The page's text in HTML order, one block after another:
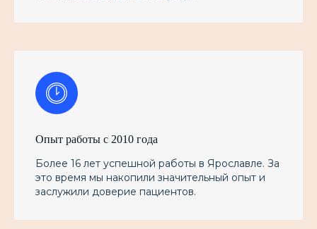
Опыт работы с 2010 года
Более 16 лет успешной работы в Ярославле. За
это время мы накопили значительный опыт и
заслужили доверие пациентов.